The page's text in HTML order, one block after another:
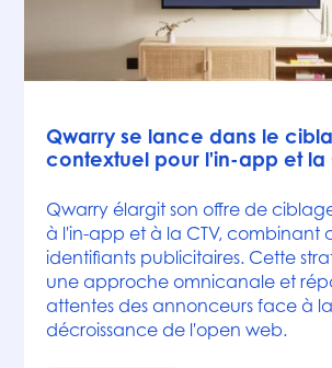
Qwarry se lance dans le
contextuel pour l'in-app et la
Qwarry élargit son offre de
à l'in-app et à la CTV, combinant
identifiants publicitaires. Cette
une approche omnicanale et
attentes des annonceurs face à la
décroissance de l'open web.